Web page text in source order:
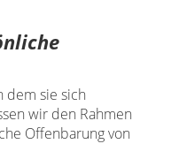
dem sie sich
wir den Rahmen
Offenbarung von